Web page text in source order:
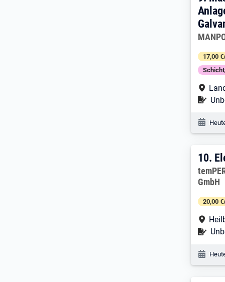
17,00
10.
10.
GmbH
20,00